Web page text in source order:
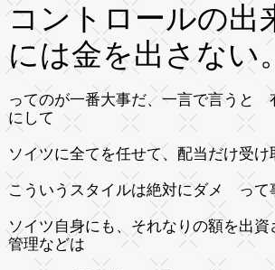
コントロールの出
には金を出さない
ってのが一番大事だ、一言で言うと
にして
ソイツに全てを任せて、配当だけ受
こういうスタイルは絶対にダメ っ
ソイツ自身にも、それなりの額を出
管理などは